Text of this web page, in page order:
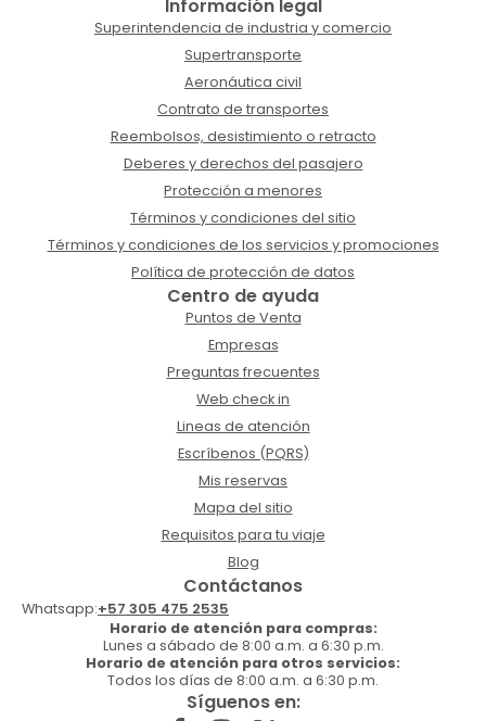
Información legal
Superintendencia de industria y comercio
Supertransporte
Aeronáutica civil
Contrato de transportes
Reembolsos, desistimiento o retracto
Deberes y derechos del pasajero
Protección a menores
Términos y condiciones del sitio
Términos y condiciones de los servicios y promociones
Política de protección de datos
Centro de ayuda
Puntos de Venta
Empresas
Preguntas frecuentes
Web check in
Lineas de atención
Escríbenos (PQRS)
Mis reservas
Mapa del sitio
Requisitos para tu viaje
Blog
Contáctanos
Whatsapp:+57 305 475 2535
Horario de atención para compras:
Lunes a sábado de 8:00 a.m. a 6:30 p.m.
Horario de atención para otros servicios:
Todos los días de 8:00 a.m. a 6:30 p.m.
Síguenos en: